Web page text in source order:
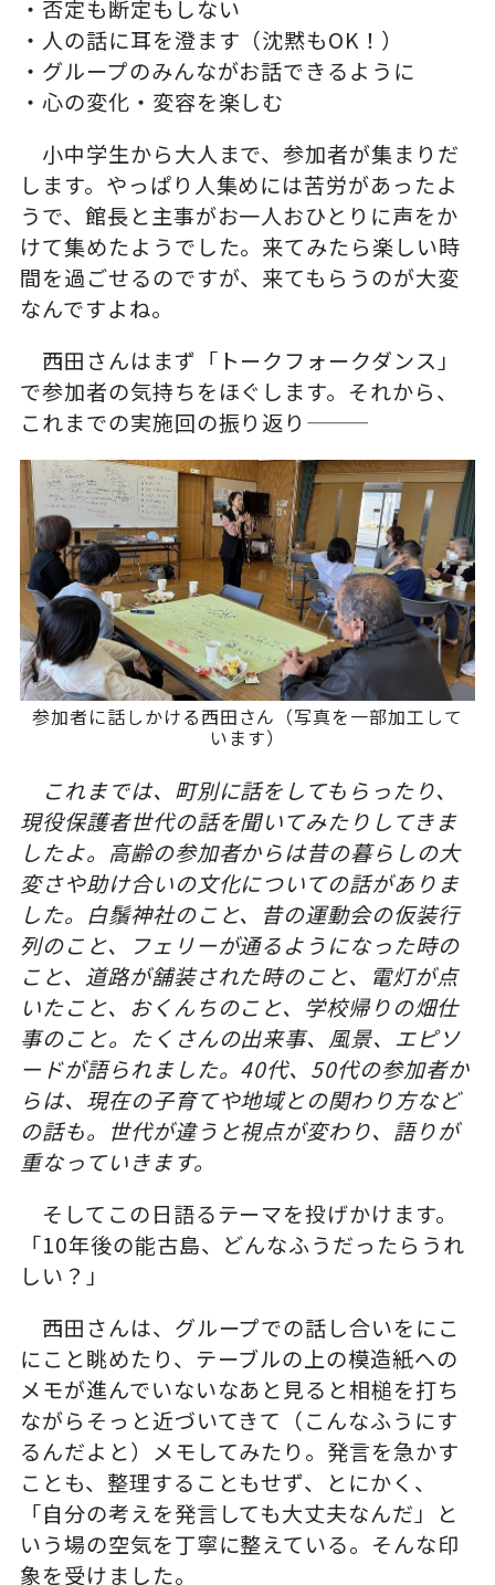
・否定も断定もしない
・人の話に耳を澄ます（沈黙もOK！）
・グループのみんながお話できるように
・心の変化・変容を楽しむ
小中学生から大人まで、参加者が集まりだ
します。やっぱり人集めには苦労があったよ
うで、館長と主事がお一人おひとりに声をか
けて集めたようでした。来てみたら楽しい時
間を過ごせるのですが、来てもらうのが大変
なんですよね。
西田さんはまず「トークフォークダンス」
で参加者の気持ちをほぐします。それから、
これまでの実施回の振り返り―――
参加者に話しかける西田さん（写真を一部加工して
います）
これまでは、町別に話をしてもらったり、
現役保護者世代の話を聞いてみたりしてきま
したよ。高齢の参加者からは昔の暮らしの大
変さや助け合いの文化についての話がありま
した。白鬚神社のこと、昔の運動会の仮装行
列のこと、フェリーが通るようになった時の
こと、道路が舗装された時のこと、電灯が点
いたこと、おくんちのこと、学校帰りの畑仕
事のこと。たくさんの出来事、風景、エピソ
ードが語られました。40代、50代の参加者か
らは、現在の子育てや地域との関わり方など
の話も。世代が違うと視点が変わり、語りが
重なっていきます。
そしてこの日語るテーマを投げかけます。
「10年後の能古島、どんなふうだったらうれ
しい？」
西田さんは、グループでの話し合いをにこ
にこと眺めたり、テーブルの上の模造紙への
メモが進んでいないなあと見ると相槌を打ち
ながらそっと近づいてきて（こんなふうにす
るんだよと）メモしてみたり。発言を急かす
ことも、整理することもせず、とにかく、
「自分の考えを発言しても大丈夫なんだ」と
いう場の空気を丁寧に整えている。そんな印
象を受けました。